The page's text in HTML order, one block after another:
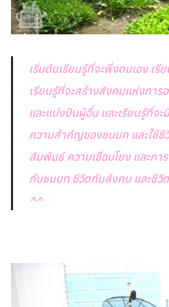
เริ่มต้นเรียนรู้ที่จะพึ่งตนเอง เรี
เรียนรู้ที่จะสร้างสังคมแห่งการ
และแบ่งปันผู้อื่น และเรียนรู้ที่จ
ความสำคัญของชนบท และใช้ชี
สัมพันธ์ ความเชื่อมโยง และกา
กับชนบท ชีวิตกับสังคม และชีวิ
^^